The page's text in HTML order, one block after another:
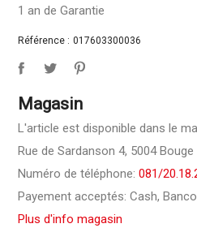
1 an de Garantie
Référence : 017603300036
Magasin
L'article est disponible dans le
Rue de Sardanson 4, 5004 Bouge
Numéro de téléphone:081/
Payement acceptés: Cash,
Plus d'info magasin